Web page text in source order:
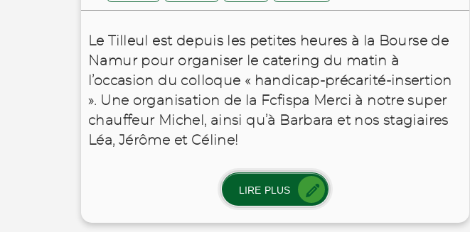
Le Tilleul est depuis les petites heures à la Bourse de
Namur pour organiser le catering du matin à
l’occasion du colloque « handicap-précarité-insertion
». Une organisation de la Fcfispa Merci à notre super
chauffeur Michel, ainsi qu’à Barbara et nos stagiaires
Léa, Jérôme et Céline!
LIRE PLUS